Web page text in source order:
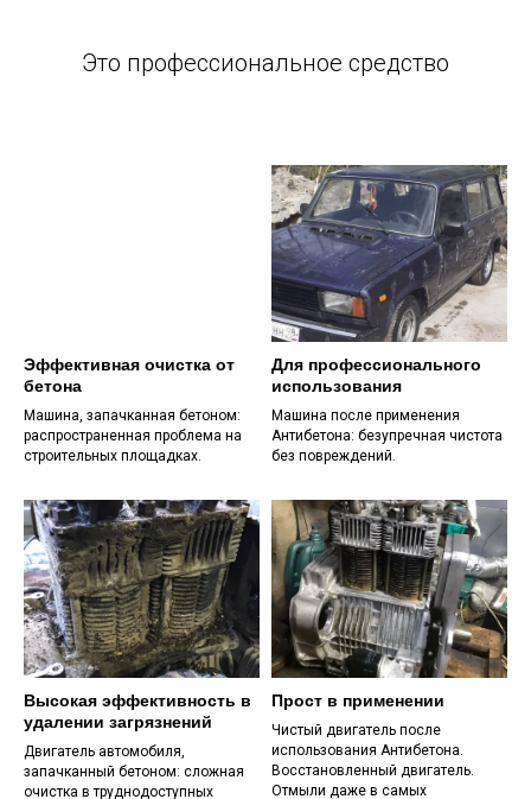
Это профессиональное средство
Эффективная очистка от
бетона
Машина, запачканная бетоном:
распространенная проблема на
строительных площадках.
Для профессионального
использования
Машина после применения
Антибетона: безупречная чистота
без повреждений.
Высокая эффективность в
удалении загрязнений
Двигатель автомобиля,
запачканный бетоном: сложная
очистка в труднодоступных
Прост в применении
Чистый двигатель после
использования Антибетона.
Восстановленный двигатель.
Отмыли даже в самых
Оставьте свои контакты - мы свяжемся с
вами, уточним все данные для заказа и
оформим доставку.